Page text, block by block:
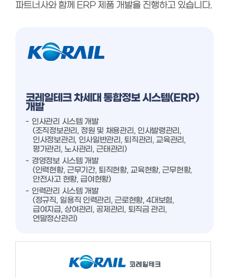
파트너사와 함께 ERP 제품 개발을 진행하고 있습니다.
코레일테크 차세대 통합정보 시스템(ERP)
개발
인사관리 시스템 개발
(조직정보관리, 정원 및 채용관리, 인사발령관리,
인사정보관리, 인사일반관리, 퇴직관리, 교육관리,
평가관리, 노사관리, 근태관리)
경영정보 시스템 개발
(인력현황, 근무기간, 퇴직현황, 교육현황, 근무현황,
안전사고 현황, 급여현황)
인력관리 시스템 개발
(정규직, 일용직 인력관리, 근로현황, 4대보험,
급여지급, 상여관리, 공제관리, 퇴직금 관리,
연말정산관리)